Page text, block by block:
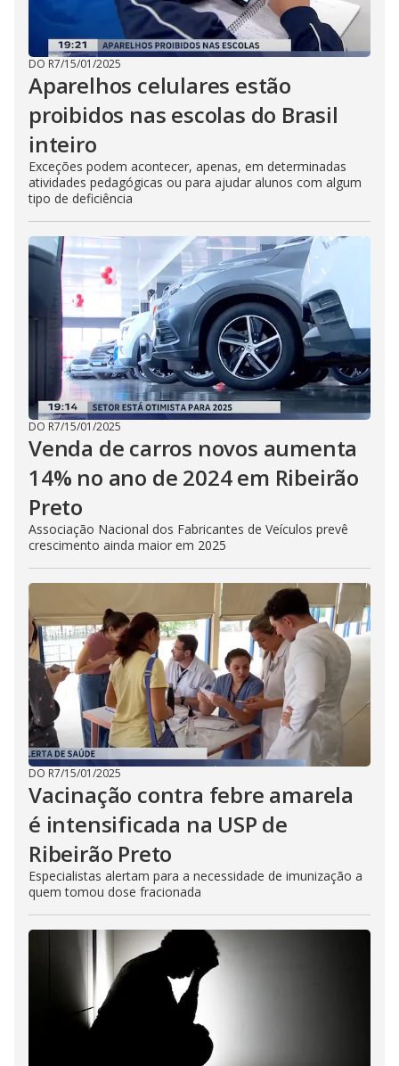
DO R7/15/01/2025
Aparelhos celulares estão
proibidos nas escolas do Brasil
inteiro
Exceções podem acontecer, apenas, em determinadas
atividades pedagógicas ou para ajudar alunos com algum
tipo de deficiência
DO R7/15/01/2025
Venda de carros novos aumenta
14% no ano de 2024 em Ribeirão
Preto
Associação Nacional dos Fabricantes de Veículos prevê
crescimento ainda maior em 2025
DO R7/15/01/2025
Vacinação contra febre amarela
é intensificada na USP de
Ribeirão Preto
Especialistas alertam para a necessidade de imunização a
quem tomou dose fracionada